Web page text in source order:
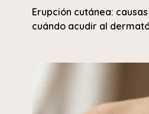
Erupción cutánea:
cuándo acudir al